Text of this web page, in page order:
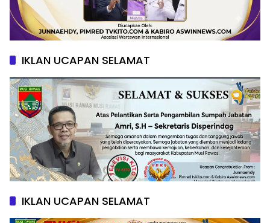
IKLAN UCAPAN SELAMAT
IKLAN UCAPAN SELAMAT